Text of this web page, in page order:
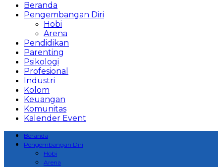
Beranda
Pengembangan Diri
Hobi
Arena
Pendidikan
Parenting
Psikologi
Profesional
Industri
Kolom
Keuangan
Komunitas
Kalender Event
Beranda
Pengembangan Diri
Hobi
Arena